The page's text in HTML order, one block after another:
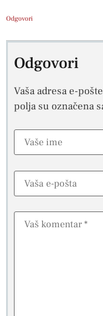
Odgovori
Odgovori
Vaša adresa e-
polja su označena